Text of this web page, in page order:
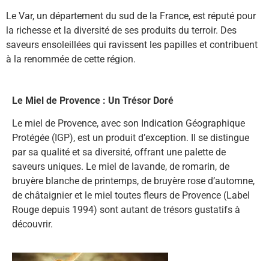
Le Var, un département du sud de la France, est réputé pour
la richesse et la diversité de ses produits du terroir. Des
saveurs ensoleillées qui ravissent les papilles et contribuent
à la renommée de cette région.
Le Miel de Provence : Un Trésor Doré
Le miel de Provence, avec son Indication Géographique
Protégée (IGP), est un produit d’exception. Il se distingue
par sa qualité et sa diversité, offrant une palette de
saveurs uniques. Le miel de lavande, de romarin, de
bruyère blanche de printemps, de bruyère rose d’automne,
de châtaignier et le miel toutes fleurs de Provence (Label
Rouge depuis 1994) sont autant de trésors gustatifs à
découvrir.